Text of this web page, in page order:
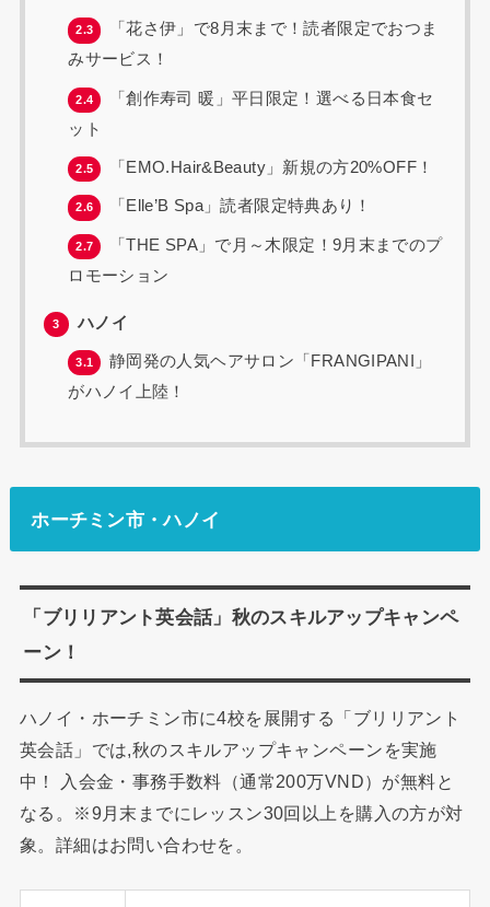
2.3
「花さ伊」で8月末まで！読者限定でおつま
みサービス！
2.4
「創作寿司 暖」平日限定！選べる日本食セ
ット
2.5 「EMO.Hair&Beauty」新規の方20%OFF！
2.6 「Elle’B Spa」読者限定特典あり！
2.7
「THE SPA」で月～木限定！9月末までのプ
ロモーション
3 ハノイ
3.1
静岡発の人気ヘアサロン「FRANGIPANI」
がハノイ上陸！
ホーチミン市・ハノイ
「ブリリアント英会話」秋のスキルアップキャンペ
ーン！
ハノイ・ホーチミン市に4校を展開する「ブリリアント
英会話」では,秋のスキルアップキャンペーンを実施
中！ 入会金・事務手数料（通常200万VND）が無料と
なる。※9月末までにレッスン30回以上を購入の方が対
象。詳細はお問い合わせを。